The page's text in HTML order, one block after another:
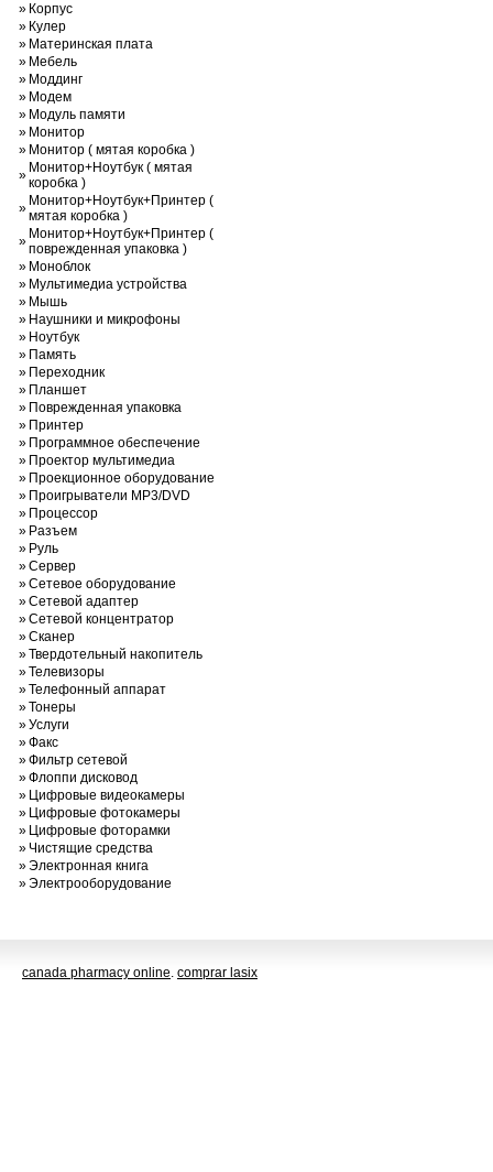
» Корпус
» Кулер
» Материнская плата
» Мебель
» Моддинг
» Модем
» Модуль памяти
» Монитор
» Монитор ( мятая коробка )
» Монитор+Ноутбук ( мятая
коробка )
» Монитор+Ноутбук+Принтер (
мятая коробка )
» Монитор+Ноутбук+Принтер (
поврежденная упаковка )
» Моноблок
» Мультимедиа устройства
» Мышь
» Наушники и микрофоны
» Ноутбук
» Память
» Переходник
» Планшет
» Поврежденная упаковка
» Принтер
» Программное обеспечение
» Проектор мультимедиа
» Проекционное оборудование
» Проигрыватели MP3/DVD
» Процессор
» Разъем
» Руль
»Сервер
»Сетевое оборудование
»Сетевой адаптер
»Сетевой концентратор
»Сканер
»Твердотельный накопитель
»Телевизоры
»Телефонный аппарат
»Тонеры
»Услуги
»Факс
»Фильтр сетевой
»Флоппи дисковод
» Цифровые видеокамеры
» Цифровые фотокамеры
» Цифровые фоторамки
» Чистящие средства
»Электронная книга
»Электрооборудование
canada pharmacy online. comprar lasix